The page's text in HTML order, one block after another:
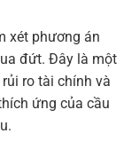
xét phương án
đứt. Đây là một
ro tài chính và
ứng của cầu